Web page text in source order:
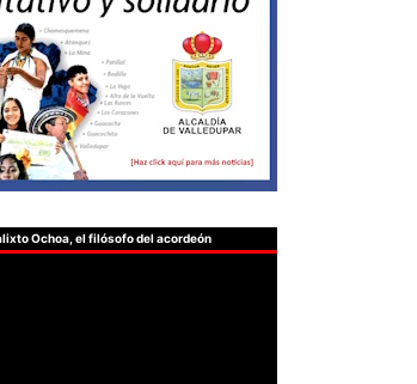
Ochoa, el filósofo del acordeón